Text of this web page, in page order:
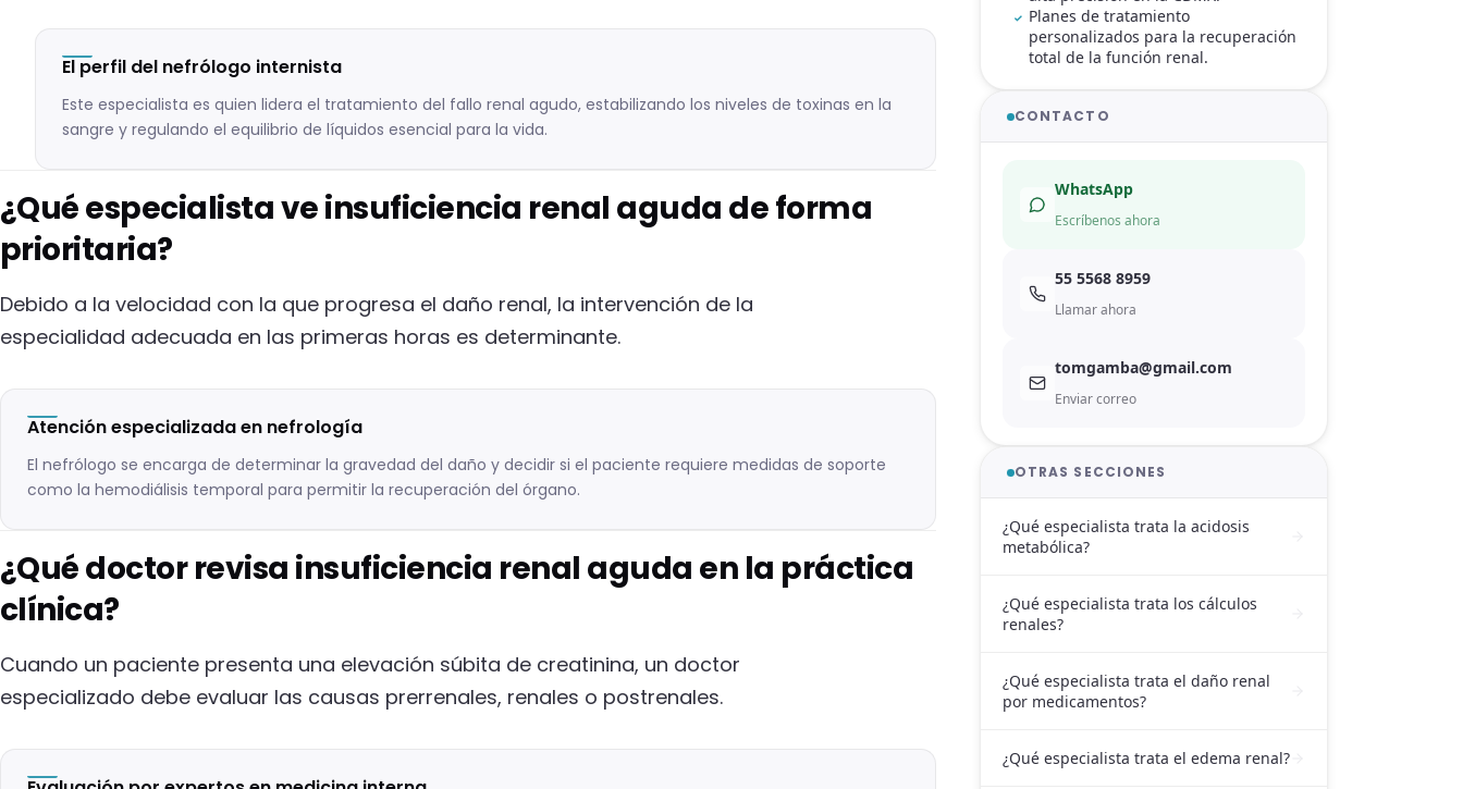
El perfil del nefrólogo internista
Este especialista es quien lidera el tratamiento del fallo renal agudo, estabilizando los niveles de toxinas en la
sangre y regulando el equilibrio de líquidos esencial para la vida.
¿Qué especialista ve insuficiencia renal aguda de forma
prioritaria?
Debido a la velocidad con la que progresa el daño renal, la intervención de la
especialidad adecuada en las primeras horas es determinante.
Atención especializada en nefrología
El nefrólogo se encarga de determinar la gravedad del daño y decidir si el paciente requiere medidas de soporte
como la hemodiálisis temporal para permitir la recuperación del órgano.
¿Qué doctor revisa insuficiencia renal aguda en la práctica
clínica?
Cuando un paciente presenta una elevación súbita de creatinina, un doctor
especializado debe evaluar las causas prerrenales, renales o postrenales.
Planes de tratamiento
personalizados para la recuperación
total de la función renal.
CONTACTO
WhatsApp
Escríbenos ahora
55 5568 8959
Llamar ahora
tomgamba@gmail.com
Enviar correo
OTRAS SECCIONES
¿Qué especialista trata la acidosis
metabólica?
¿Qué especialista trata los cálculos
renales?
¿Qué especialista trata el daño renal
por medicamentos?
¿Qué especialista trata el edema renal?